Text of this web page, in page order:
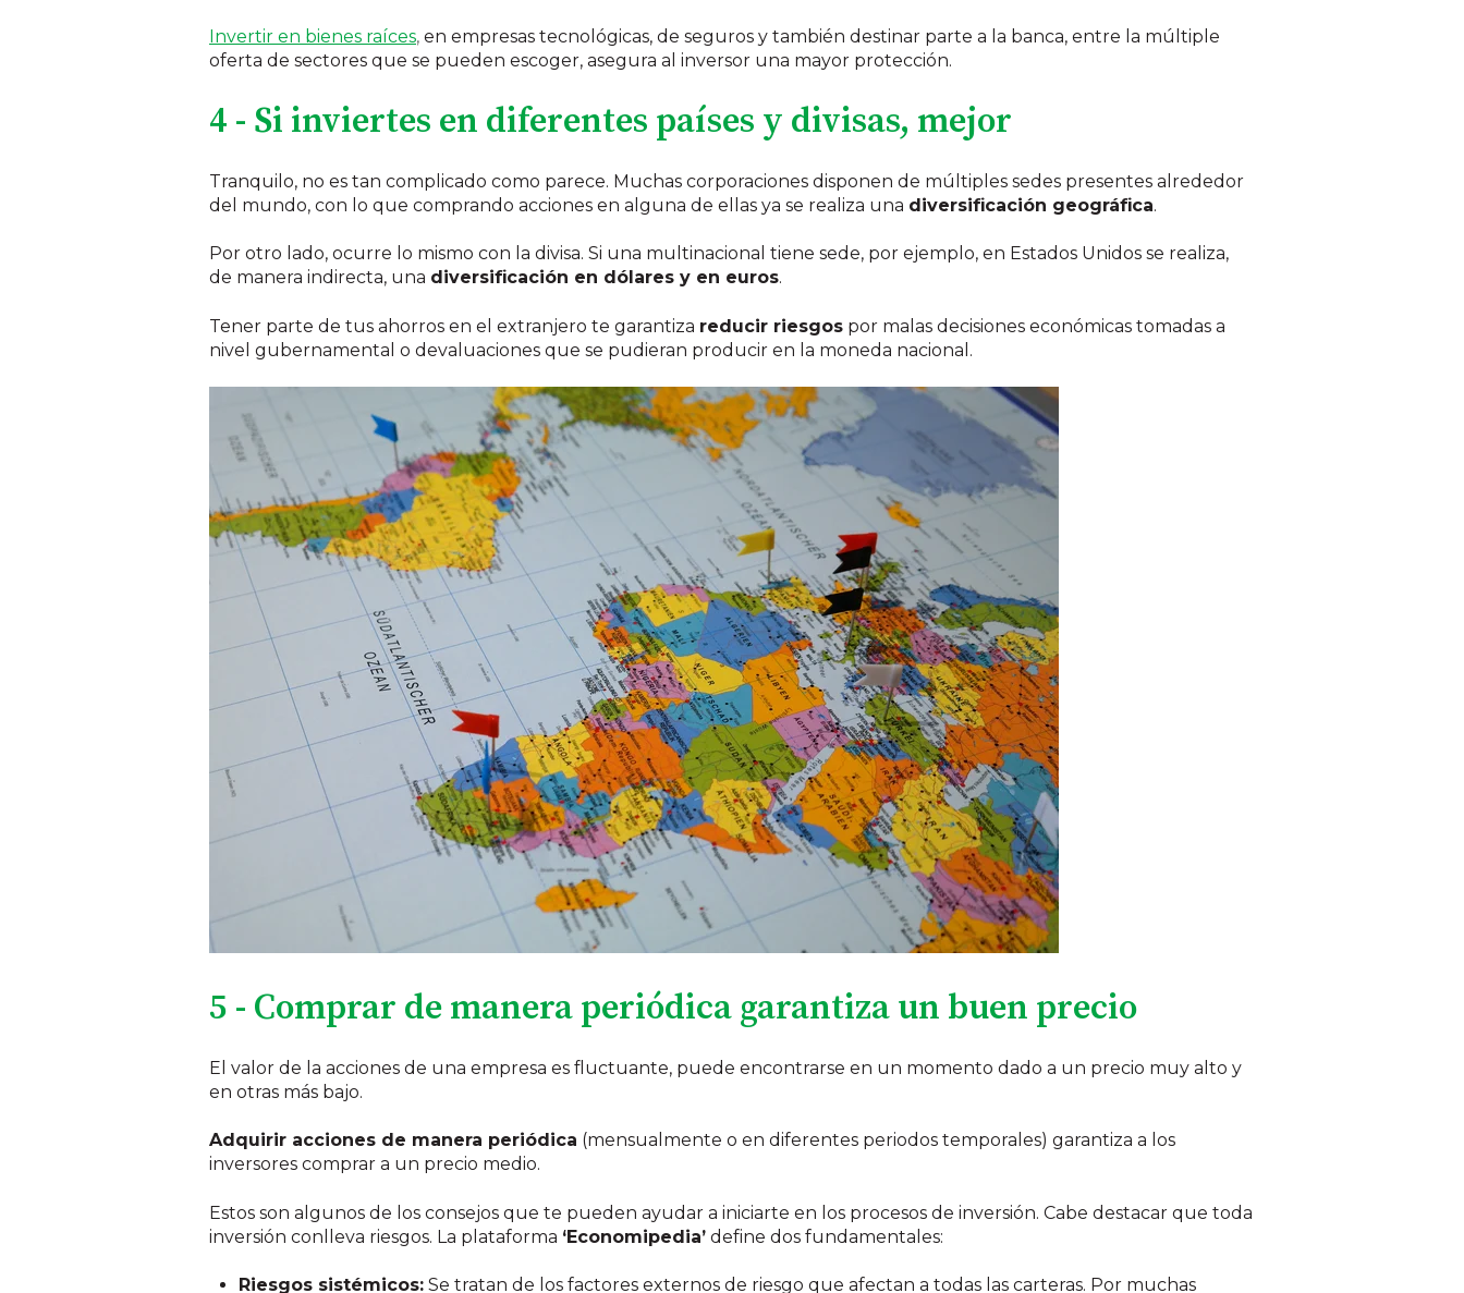
Invertir en bienes raíces, en empresas tecnológicas, de seguros y también destinar parte a la banca, entre la múltiple
oferta de sectores que se pueden escoger, asegura al inversor una mayor protección.
4 - Si inviertes en diferentes países y divisas, mejor
Tranquilo, no es tan complicado como parece. Muchas corporaciones disponen de múltiples sedes presentes alrededor
del mundo, con lo que comprando acciones en alguna de ellas ya se realiza una diversificación geográfica.
Por otro lado, ocurre lo mismo con la divisa. Si una multinacional tiene sede, por ejemplo, en Estados Unidos se realiza,
de manera indirecta, una diversificación en dólares y en euros.
Tener parte de tus ahorros en el extranjero te garantiza reducir riesgos por malas decisiones económicas tomadas a
nivel gubernamental o devaluaciones que se pudieran producir en la moneda nacional.
5 - Comprar de manera periódica garantiza un buen precio
El valor de la acciones de una empresa es fluctuante, puede encontrarse en un momento dado a un precio muy alto y
en otras más bajo.
Adquirir acciones de manera periódica (mensualmente o en diferentes periodos temporales) garantiza a los
inversores comprar a un precio medio.
Estos son algunos de los consejos que te pueden ayudar a iniciarte en los procesos de inversión. Cabe destacar que toda
inversión conlleva riesgos. La plataforma ‘Economipedia’ define dos fundamentales:
Riesgos sistémicos: Se tratan de los factores externos de riesgo que afectan a todas las carteras. Por muchas